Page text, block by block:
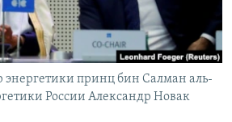
энергетики принц бин Салман аль-
России Александр Новак